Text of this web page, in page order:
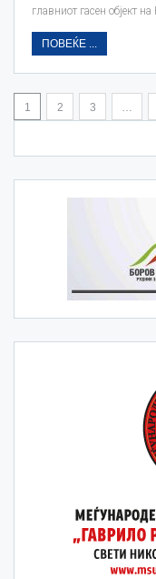
главниот гасен објект
ПОВЕЌЕ ...
1 2 3 …